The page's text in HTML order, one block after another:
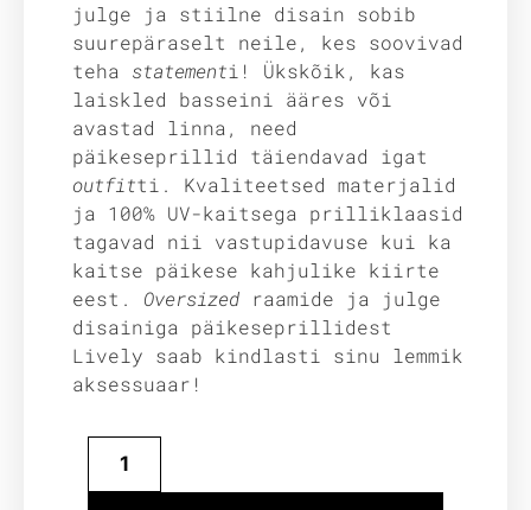
julge ja stiilne disain sobib
suurepäraselt neile, kes soovivad
teha statementi! Ükskõik, kas
laiskled basseini ääres või
avastad linna, need
päikeseprillid täiendavad igat
outfitti. Kvaliteetsed materjalid
ja 100% UV-kaitsega prilliklaasid
tagavad nii vastupidavuse kui ka
kaitse päikese kahjulike kiirte
eest. Oversized raamide ja julge
disainiga päikeseprillidest
Lively saab kindlasti sinu lemmik
aksessuaar!